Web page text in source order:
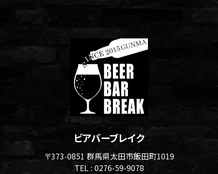
ビアバーブレイク
〒373-0851 群馬県太田市飯田町1019
TEL : 0276-59-9078